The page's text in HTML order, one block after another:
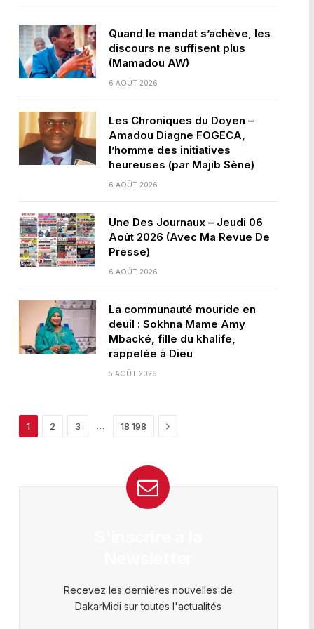
Quand le mandat s’achève, les
discours ne suffisent plus
(Mamadou AW)
6 AOÛT 2026
Les Chroniques du Doyen –
Amadou Diagne FOGECA,
l’homme des initiatives
heureuses (par Majib Sène)
6 AOÛT 2026
Une Des Journaux – Jeudi 06
Août 2026 (Avec Ma Revue De
Presse)
6 AOÛT 2026
La communauté mouride en
deuil : Sokhna Mame Amy
Mbacké, fille du khalife,
rappelée à Dieu
5 AOÛT 2026
1 2 3 … 18 198 Next
Recevez les dernières nouvelles de
DakarMidi sur toutes l'actualités